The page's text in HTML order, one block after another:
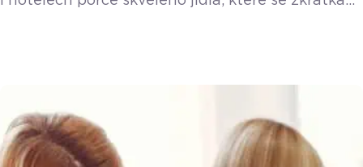
fungování aplikace i o nákupním chování českých
strávníků jsme si povídali s Filipem Matuškem.
Koncept je jednoduchý, ale nesmírně efektivní.
Podniky nabídnou své neprodané zboží formou